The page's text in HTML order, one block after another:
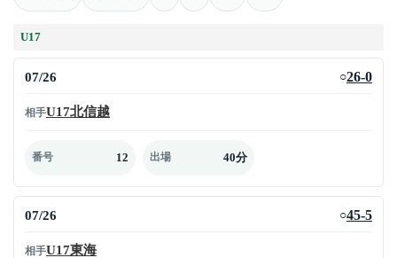
U17
07/26 ○26-0
相手U17北信越
番号 12 出場 40分
07/26 ○45-5
相手U17東海